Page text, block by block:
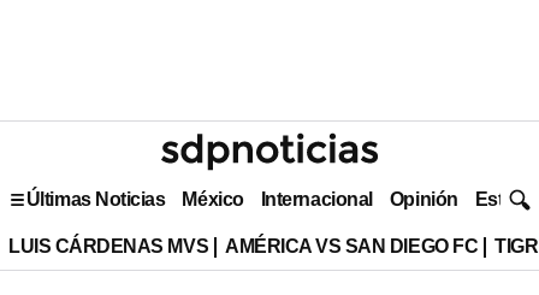
Últimas Noticias México Internacional Opinión Estilo
LUIS CÁRDENAS MVS AMÉRICA VS SAN DIEGO FC